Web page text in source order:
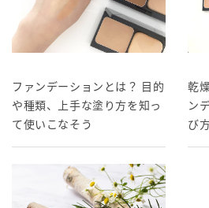
ファンデーションとは？ 目的
や種類、上手な塗り方を知っ
て使いこなそう
乾
ン
び